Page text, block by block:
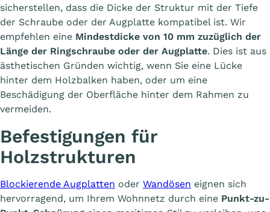
sicherstellen, dass die Dicke der Struktur mit der Tiefe
der Schraube oder der Augplatte kompatibel ist. Wir
empfehlen eine Mindestdicke von 10 mm zuzüglich der
Länge der Ringschraube oder der Augplatte. Dies ist aus
ästhetischen Gründen wichtig, wenn Sie eine Lücke
hinter dem Holzbalken haben, oder um eine
Beschädigung der Oberfläche hinter dem Rahmen zu
vermeiden.
Befestigungen für
Holzstrukturen
Blockierende Augplatten oder Wandösen eignen sich
hervorragend, um Ihrem Wohnnetz durch eine Punkt-zu-